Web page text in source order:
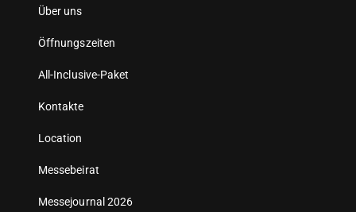
Über uns
Öffnungszeiten
All-Inclusive-Paket
Kontakte
Location
Messebeirat
Messejournal 2026